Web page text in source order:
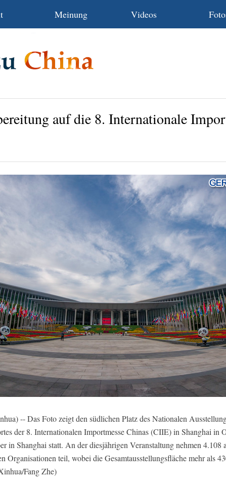
Meinung Videos
auf die 8. Internationale
-- Das Foto zeigt den südlichen Platz des Nationalen
der 8. Internationalen Importmesse Chinas (CIIE) in Shanghai in
in Shanghai statt. An der diesjährigen Veranstaltung nehmen 4.108
Organisationen teil, wobei die Gesamtausstellungsfläche mehr als
Fang Zhe)